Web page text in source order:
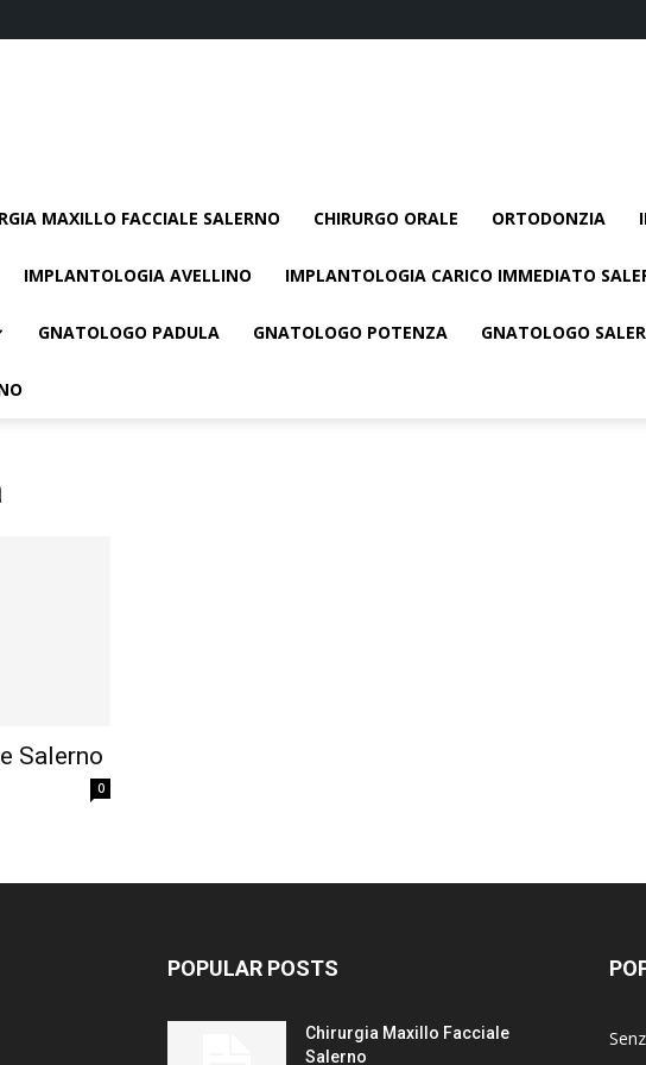
MAXILLO FACCIALE SALERNO CHIRURGO ORALE ORTODONZIA
IMPLANTOLOGIA AVELLINO IMPLANTOLOGIA CARICO IMMEDIATO
GNATOLOGO PADULA GNATOLOGO POTENZA GNATOLOGO
Salerno
0
POPULAR POSTS
Chirurgia Maxillo Facciale
Salerno